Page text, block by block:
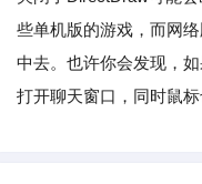
些单机版的游戏，而网
中去。也许你会发现，
打开聊天窗口，同时鼠